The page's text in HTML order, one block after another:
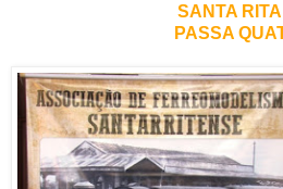
SANTA
PASSA